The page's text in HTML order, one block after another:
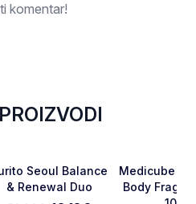
komentar!
Favorite
Seoul Balance
& Renewal Duo
Medicube
Body